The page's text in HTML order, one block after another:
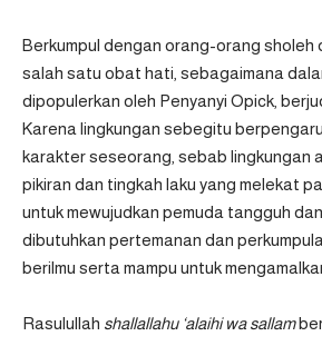
Berkumpul dengan orang-orang sholeh
salah satu obat hati, sebagaimana
dipopulerkan oleh Penyanyi Opick,
Karena lingkungan sebegitu
karakter seseorang, sebab lingkungan
pikiran dan tingkah laku yang melekat
untuk mewujudkan pemuda tangguh
dibutuhkan pertemanan dan
berilmu serta mampu untuk
Rasulullah shallallahu ‘alaihi wa sallam